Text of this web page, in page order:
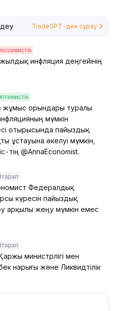
TradeGPT-ден сұрау
инфляция деңгейінің
жұмыс орындары туралы
мүмкін
отырысында пайыздық
ұстауына әкелуі мүмкін,
тің @AnnaEconomist.
Федералдық
күресін пайыздық
арқылы жеңу мүмкін емес
министрлігі мен
нарығы және Ликвидтілік